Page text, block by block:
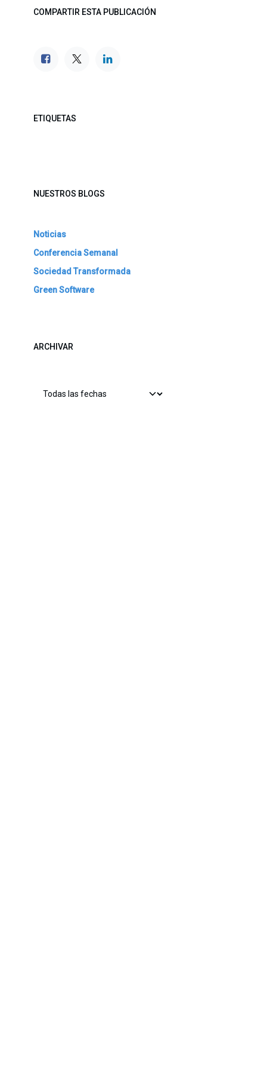
COMPARTIR ESTA PUBLICACIÓN
ETIQUETAS
NUESTROS BLOGS
Noticias
Conferencia Semanal
Sociedad Transformada
Green Software
ARCHIVAR